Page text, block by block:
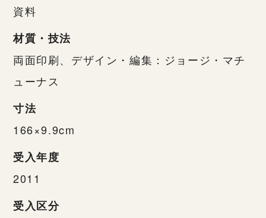
資料
材質・技法
両面印刷、デザイン・編集：ジョージ・マチ
ューナス
寸法
166×9.9cm
受入年度
2011
受入区分